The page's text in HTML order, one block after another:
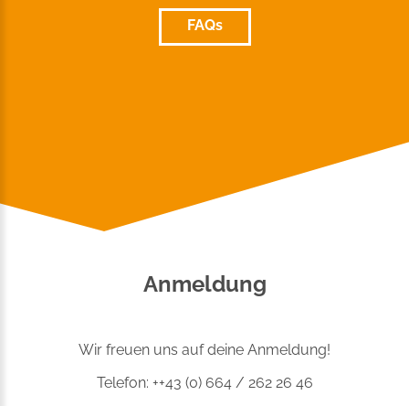
FAQs
Anmeldung
Wir freuen uns auf deine Anmeldung!
Telefon: ++43 (0) 664 / 262 26 46